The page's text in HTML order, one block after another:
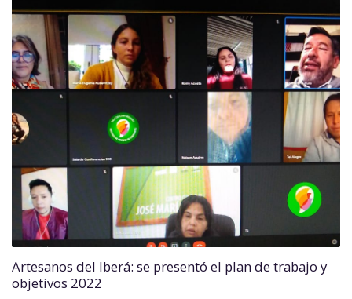
Artesanos del Iberá: se presentó el plan de trabajo y
objetivos 2022